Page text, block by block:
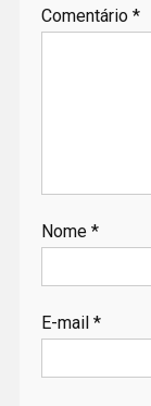
Comentário *
Nome *
E-mail *